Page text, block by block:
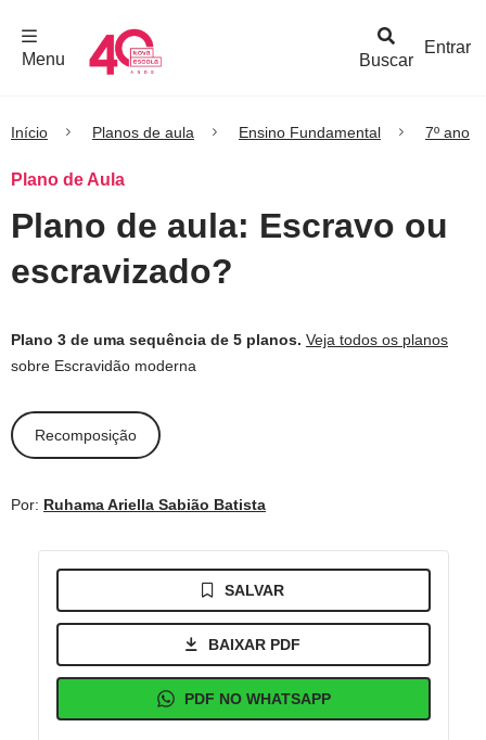
Buscar
Menu
Entrar
Início Planos de aula Ensino Fundamental 7º ano
Plano de Aula
Plano de aula: Escravo ou
escravizado?
Plano 3 de uma sequência de 5 planos. Veja todos os planos
sobre Escravidão moderna
Recomposição
Por: Ruhama Ariella Sabião Batista
SALVAR
BAIXAR PDF
PDF NO WHATSAPP